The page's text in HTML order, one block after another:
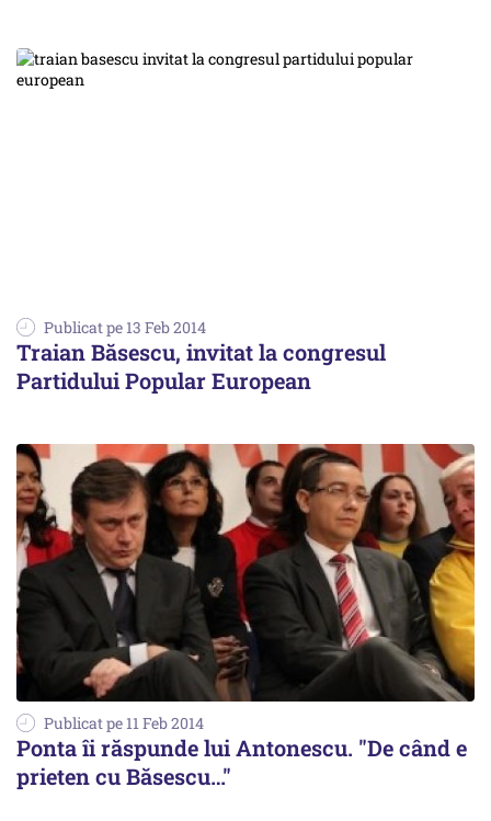
Publicat pe 13 Feb 2014
Traian Băsescu, invitat la congresul
Partidului Popular European
Publicat pe 11 Feb 2014
Ponta îi răspunde lui Antonescu. "De când e
prieten cu Băsescu…"